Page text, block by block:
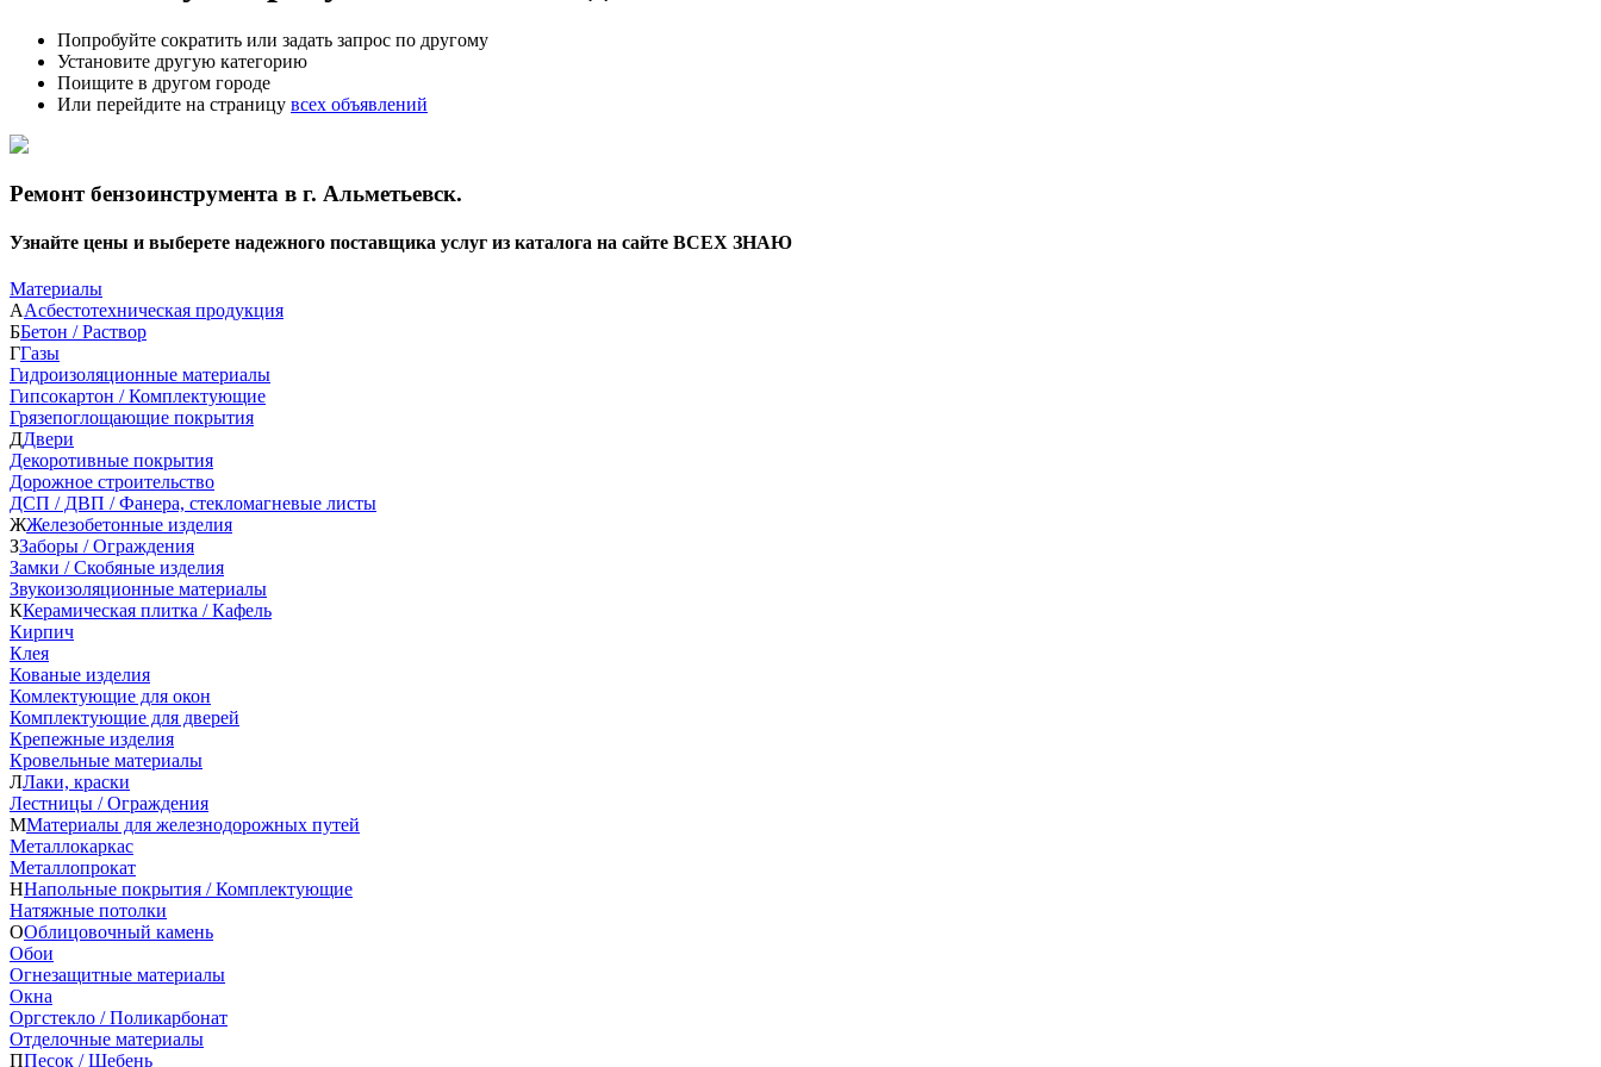
Попробуйте сократить или задать запрос по другому
Установите другую категорию
Поищите в другом городе
Или перейдите на страницу всех объявлений
Ремонт бензоинструмента в г. Альметьевск.
Узнайте цены и выберете надежного поставщика услуг из каталога на сайте ВСЕХ ЗНАЮ
Материалы
ААсбестотехническая продукция
ББетон / Раствор
ГГазы
Гидроизоляционные материалы
Гипсокартон / Комплектующие
Грязепоглощающие покрытия
ДДвери
Декоротивные покрытия
Дорожное строительство
ДСП / ДВП / Фанера, стекломагневые листы
ЖЖелезобетонные изделия
ЗЗаборы / Ограждения
Замки / Скобяные изделия
Звукоизоляционные материалы
ККерамическая плитка / Кафель
Кирпич
Клея
Кованые изделия
Комлектующие для окон
Комплектующие для дверей
Крепежные изделия
Кровельные материалы
ЛЛаки, краски
Лестницы / Ограждения
ММатериалы для железнодорожных путей
Металлокаркас
Металлопрокат
ННапольные покрытия / Комплектующие
Натяжные потолки
ООблицовочный камень
Обои
Огнезащитные материалы
Окна
Оргстекло / Поликарбонат
Отделочные материалы
ППесок / Щебень